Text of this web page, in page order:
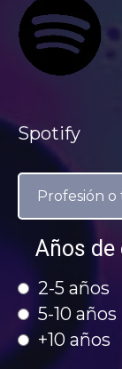
Spotify
Años de
2-5 años
5-10 años
+10 años